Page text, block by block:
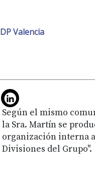
DP Valencia
Según el mismo
la Sra. Martín se
organización interna
Divisiones del Grupo".